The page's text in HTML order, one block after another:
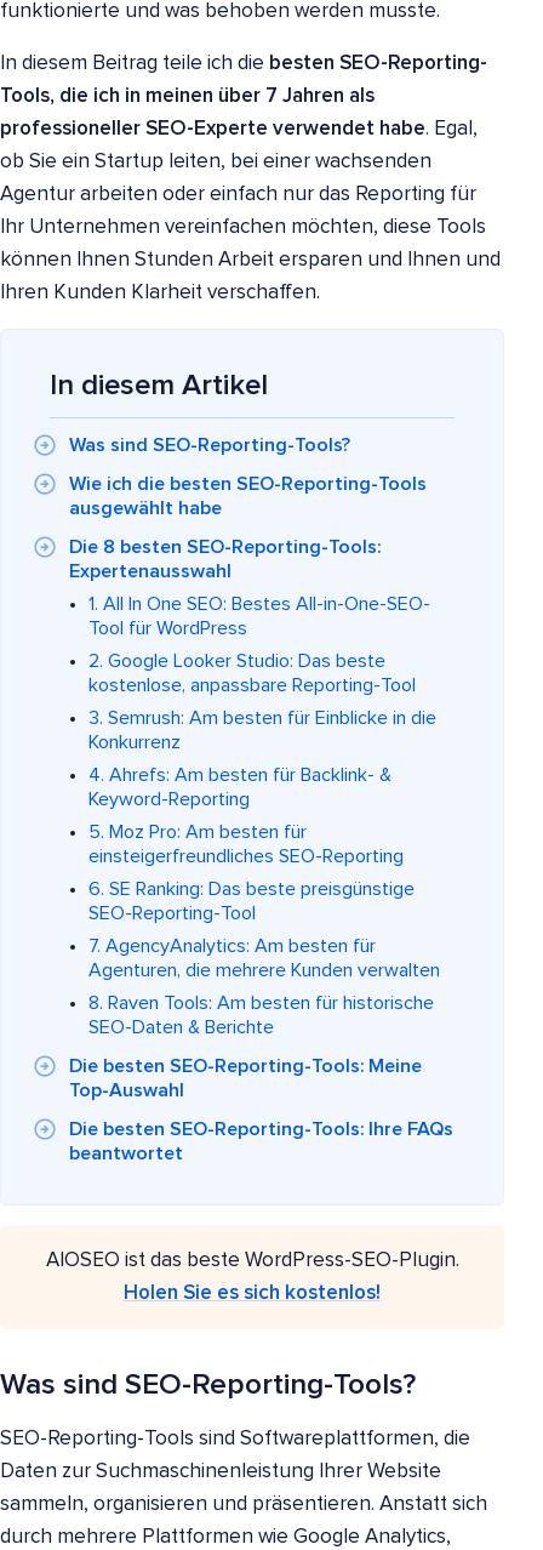
funktionierte und was behoben werden musste.
In diesem Beitrag teile ich die besten SEO-Reporting-
Tools, die ich in meinen über 7 Jahren als
professioneller SEO-Experte verwendet habe. Egal,
ob Sie ein Startup leiten, bei einer wachsenden
Agentur arbeiten oder einfach nur das Reporting für
Ihr Unternehmen vereinfachen möchten, diese Tools
können Ihnen Stunden Arbeit ersparen und Ihnen und
Ihren Kunden Klarheit verschaffen.
In diesem Artikel
Was sind SEO-Reporting-Tools?
Wie ich die besten SEO-Reporting-Tools
ausgewählt habe
Die 8 besten SEO-Reporting-Tools:
Expertenausswahl
1. All In One SEO: Bestes All-in-One-SEO-
Tool für WordPress
2. Google Looker Studio: Das beste
kostenlose, anpassbare Reporting-Tool
3. Semrush: Am besten für Einblicke in die
Konkurrenz
4. Ahrefs: Am besten für Backlink- &
Keyword-Reporting
5. Moz Pro: Am besten für
einsteigerfreundliches SEO-Reporting
6. SE Ranking: Das beste preisgünstige
SEO-Reporting-Tool
7. AgencyAnalytics: Am besten für
Agenturen, die mehrere Kunden verwalten
8. Raven Tools: Am besten für historische
SEO-Daten & Berichte
Die besten SEO-Reporting-Tools: Meine
Top-Auswahl
Die besten SEO-Reporting-Tools: Ihre FAQs
beantwortet
AIOSEO ist das beste WordPress-SEO-Plugin.
Holen Sie es sich kostenlos!
Was sind SEO-Reporting-Tools?
SEO-Reporting-Tools sind Softwareplattformen, die
Daten zur Suchmaschinenleistung Ihrer Website
sammeln, organisieren und präsentieren. Anstatt sich
durch mehrere Plattformen wie Google Analytics,